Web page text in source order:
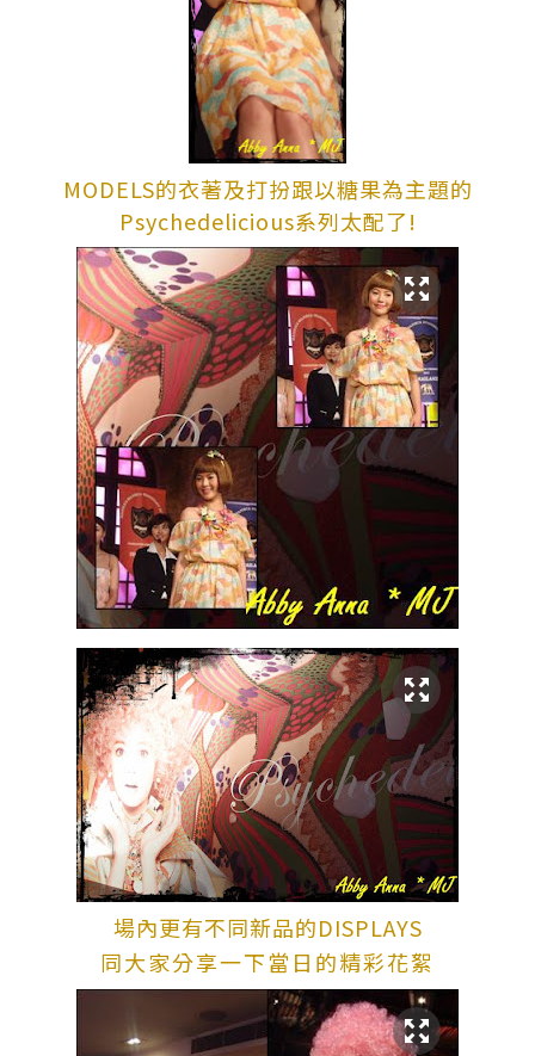
MODELS的衣著及打扮跟以糖果為主題的
Psychedelicious系列太配了!
場內更有不同新品的DISPLAYS
同大家分享一下當日的精彩花絮